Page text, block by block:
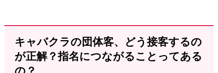
キャバクラの団体客、どう接客するの
が正解？指名につながることってある